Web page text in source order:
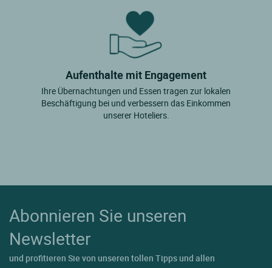
Aufenthalte mit Engagement
Ihre Übernachtungen und Essen tragen zur lokalen
Beschäftigung bei und verbessern das Einkommen
unserer Hoteliers.
Abonnieren Sie unseren
Newsletter
und profitieren Sie von unseren tollen Tipps und allen